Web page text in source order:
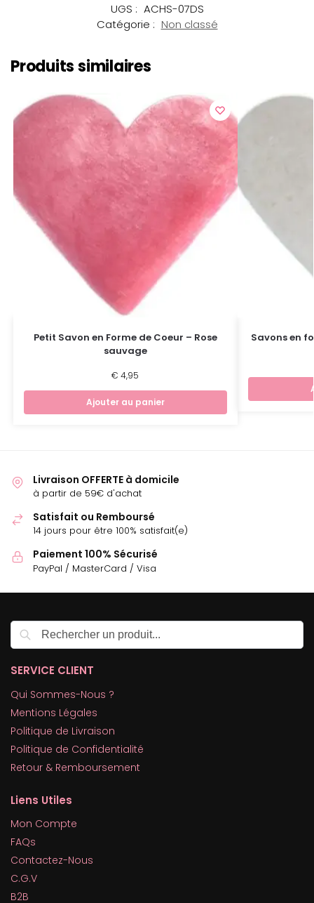
UGS : ACHS-07DS
Catégorie : Non classé
Produits similaires
Petit Savon en Forme de Coeur – Rose
sauvage
€ 4,95
Ajouter au panier
Savons en
Livraison OFFERTE à domicile
à partir de 59€ d'achat
Satisfait ou Remboursé
14 jours pour être 100% satisfait(e)
Paiement 100% Sécurisé
PayPal / MasterCard / Visa
SERVICE CLIENT
Qui Sommes-Nous ?
Mentions Légales
Politique de Livraison
Politique de Confidentialité
Retour & Remboursement
Liens Utiles
Mon Compte
FAQs
Contactez-Nous
C.G.V
B2B